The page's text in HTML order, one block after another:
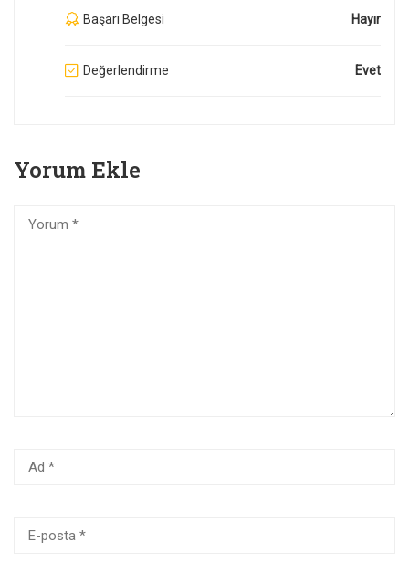
Başarı Belgesi Hayır
Değerlendirme Evet
Yorum Ekle